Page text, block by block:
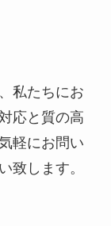
私たちにお
応と質の高
軽にお問い
致します。